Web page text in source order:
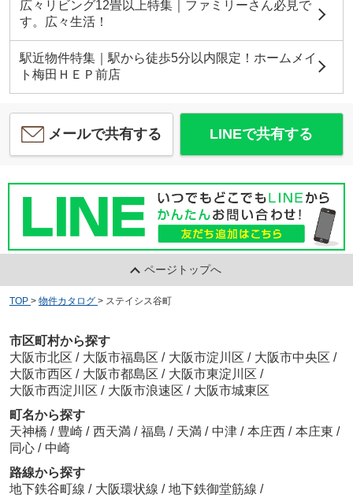
広々リビング12畳以上特集｜ファミリーさん必見で
す。広々生活！
駅近物件特集｜駅から徒歩5分以内限定！ホームメイ
ト梅田ＨＥＰ前店
メールで共有する LINEで共有する
ページトップへ
TOP > 物件カタログ > ステイシス谷町
市区町村から探す
大阪市北区 / 大阪市福島区 / 大阪市淀川区 / 大阪市中央区 /
大阪市西区 / 大阪市都島区 / 大阪市東淀川区 /
大阪市西淀川区 / 大阪市浪速区 / 大阪市城東区
町名から探す
天神橋 / 豊崎 / 西天満 / 福島 / 天満 / 中津 / 本庄西 / 本庄東 /
同心 / 中崎
路線から探す
地下鉄谷町線 / 大阪環状線 / 地下鉄御堂筋線 /